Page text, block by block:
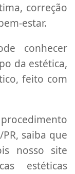
correção
estar.
conhecer
da estética,
feito com
PR, saiba que
nosso site
estéticas